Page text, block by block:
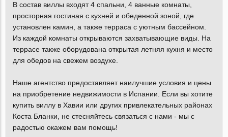
В состав виллы входят 4 спальни, 4 ванные комнаты,
просторная гостиная с кухней и обеденной зоной, где
установлен камин, а также терраса с уютным бассейном.
Из каждой комнаты открываются захватывающие виды. На
террасе также оборудована открытая летняя кухня и место
для обедов на свежем воздухе.
Наше агентство предоставляет наилучшие условия и цены
на приобретение недвижимости в Испании. Если вы хотите
купить виллу в Хавии или других привлекательных районах
Коста Бланки, не стесняйтесь связаться с нами - мы с
радостью окажем вам помощь!